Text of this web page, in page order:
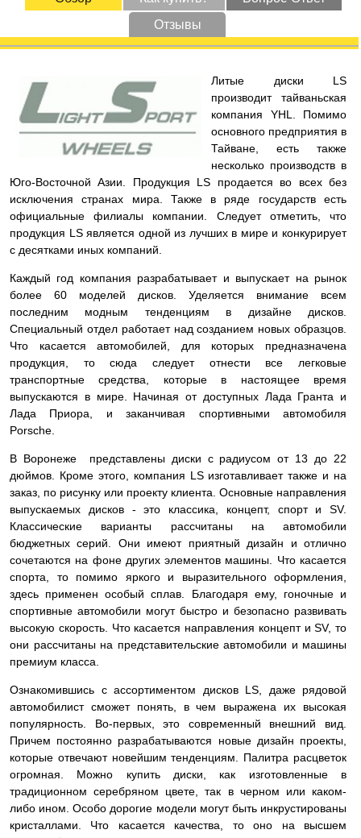
Отзывы
Литые диски LS
производит тайваньская
компания YHL. Помимо
основного предприятия в
Тайване, есть также
несколько производств в
Юго-Восточной Азии. Продукция LS продается во всех без
исключения странах мира. Также в ряде государств есть
официальные филиалы компании. Следует отметить, что
продукция LS является одной из лучших в мире и конкурирует
с десятками иных компаний.
Каждый год компания разрабатывает и выпускает на рынок
более 60 моделей дисков. Уделяется внимание всем
последним модным тенденциям в дизайне дисков.
Специальный отдел работает над созданием новых образцов.
Что касается автомобилей, для которых предназначена
продукция, то сюда следует отнести все легковые
транспортные средства, которые в настоящее время
выпускаются в мире. Начиная от доступных Лада Гранта и
Лада Приора, и заканчивая спортивными автомобиля
Porsche.
В Воронеже представлены диски с радиусом от 13 до 22
дюймов. Кроме этого, компания LS изготавливает также и на
заказ, по рисунку или проекту клиента. Основные направления
выпускаемых дисков - это классика, концепт, спорт и SV.
Классические варианты рассчитаны на автомобили
бюджетных серий. Они имеют приятный дизайн и отлично
сочетаются на фоне других элементов машины. Что касается
спорта, то помимо яркого и выразительного оформления,
здесь применен особый сплав. Благодаря ему, гоночные и
спортивные автомобили могут быстро и безопасно развивать
высокую скорость. Что касается направления концепт и SV, то
они рассчитаны на представительские автомобили и машины
премиум класса.
Ознакомившись с ассортиментом дисков LS, даже рядовой
автомобилист сможет понять, в чем выражена их высокая
популярность. Во-первых, это современный внешний вид.
Причем постоянно разрабатываются новые дизайн проекты,
которые отвечают новейшим тенденциям. Палитра расцветок
огромная. Можно купить диски, как изготовленные в
традиционном серебряном цвете, так в черном или каком-
либо ином. Особо дорогие модели могут быть инкрустированы
кристаллами. Что касается качества, то оно на высшем